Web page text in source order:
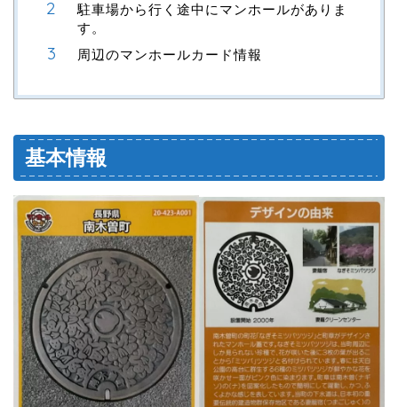
駐車場から行く途中にマンホールがありま
す。
周辺のマンホールカード情報
基本情報